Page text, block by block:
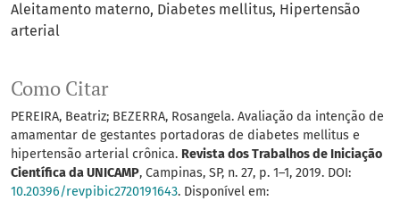
Aleitamento materno Diabetes mellitus Hipertensão
arterial
Como Citar
PEREIRA, Beatriz; BEZERRA, Rosangela. Avaliação da intenção de
amamentar de gestantes portadoras de diabetes mellitus e
hipertensão arterial crônica. Revista dos Trabalhos de Iniciação
Científica da UNICAMP, Campinas, SP, n. 27, p. 1–1, 2019. DOI:
10.20396/revpibic2720191643. Disponível em: